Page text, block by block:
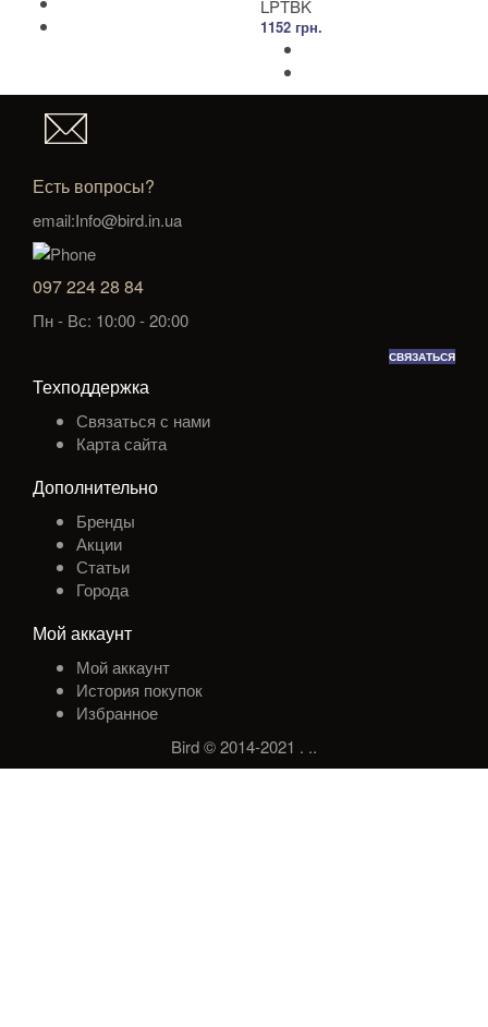
LPTBK
1152 грн.
Есть вопросы?
email:Info@bird.in.ua
097 224 28 84
Пн - Вс: 10:00 - 20:00
СВЯЗАТЬСЯ
Техподдержка
Связаться с нами
Карта сайта
Дополнительно
Бренды
Акции
Статьи
Города
Мой аккаунт
Мой аккаунт
История покупок
Избранное
Bird © 2014-2021 . ..